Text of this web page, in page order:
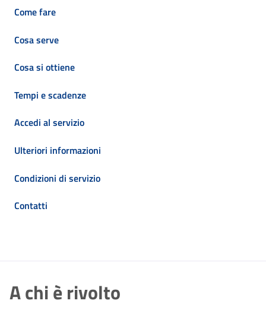
Come fare
Cosa serve
Cosa si ottiene
Tempi e scadenze
Accedi al servizio
Ulteriori informazioni
Condizioni di servizio
Contatti
A chi è rivolto